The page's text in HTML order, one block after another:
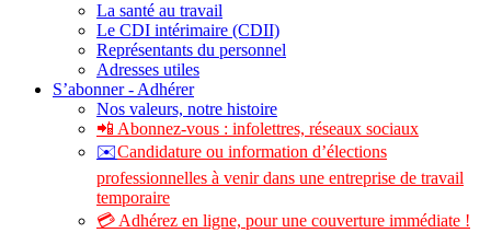
La santé au travail
Le CDI intérimaire (CDII)
Représentants du personnel
Adresses utiles
S’abonner - Adhérer
Nos valeurs, notre histoire
📲 Abonnez-vous : infolettres, réseaux sociaux
✉️Candidature ou information d’élections
professionnelles à venir dans une entreprise de travail
temporaire
💳 Adhérez en ligne, pour une couverture immédiate !